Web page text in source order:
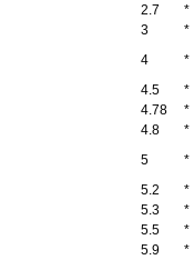
2.7
*
3
*
4
*
4.5
*
4.78
*
4.8
*
5
*
5.2
*
5.3
*
5.5
*
5.9
*